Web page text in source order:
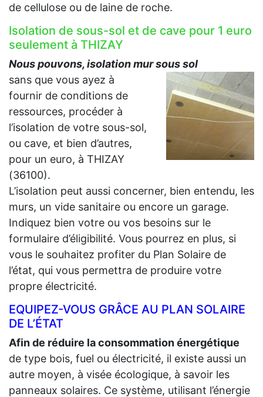
de cellulose ou de laine de roche.
Isolation de sous-sol et de cave pour 1 euro
seulement à THIZAY
Nous pouvons, isolation mur sous sol
sans que vous ayez à
fournir de conditions de
ressources, procéder à
l’isolation de votre sous-sol,
ou cave, et bien d’autres,
pour un euro, à THIZAY
(36100).
L’isolation peut aussi concerner, bien entendu, les
murs, un vide sanitaire ou encore un garage.
Indiquez bien votre ou vos besoins sur le
formulaire d’éligibilité. Vous pourrez en plus, si
vous le souhaitez profiter du Plan Solaire de
l’état, qui vous permettra de produire votre
propre électricité.
EQUIPEZ-VOUS GRÂCE AU PLAN SOLAIRE
DE L’ÉTAT
Afin de réduire la consommation énergétique
de type bois, fuel ou électricité, il existe aussi un
autre moyen, à visée écologique, à savoir les
panneaux solaires. Ce système, utilisant l’énergie